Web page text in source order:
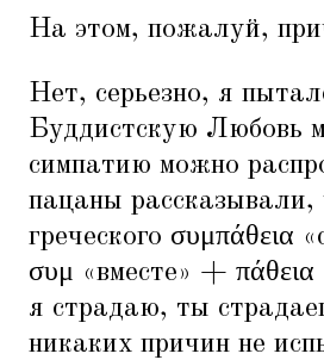
На этом, пожалуй,
Нет, серьезно, я
Буддистcкую Любовь
симпатию можно
пацаны
греческого συμπάθεια «
συμ «вместе» + πάθεια
я страдаю, ты
никаких причин не